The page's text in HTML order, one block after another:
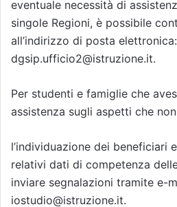
eventuale necessità di
singole Regioni, è possibile
all’indirizzo di posta elettronica:
dgsip.ufficio2@istruzione.it.
Per studenti e famiglie che
assistenza sugli aspetti che
l’individuazione dei beneficiari
relativi dati di competenza
inviare segnalazioni tramite e-
iostudio@istruzione.it.